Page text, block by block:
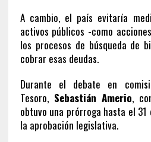
A cambio, el país evitaría
activos públicos -como
los procesos de búsqueda de
cobrar esas deudas.
Durante el debate en
Tesoro, Sebastián Amerio,
obtuvo una prórroga hasta el
la aprobación legislativa.